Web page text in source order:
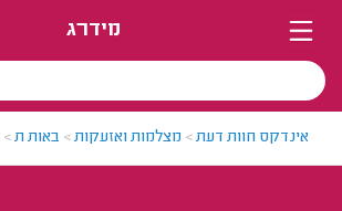
מידרג
אינדקס חוות דעת> מצלמות ואזעקות> באות ת>